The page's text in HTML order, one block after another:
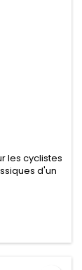
les cyclistes
d'un
du
visibles